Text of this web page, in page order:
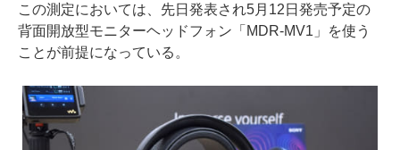
この測定においては、先日発表され5月12日発売予定の
背面開放型モニターヘッドフォン「MDR-MV1」を使う
ことが前提になっている。